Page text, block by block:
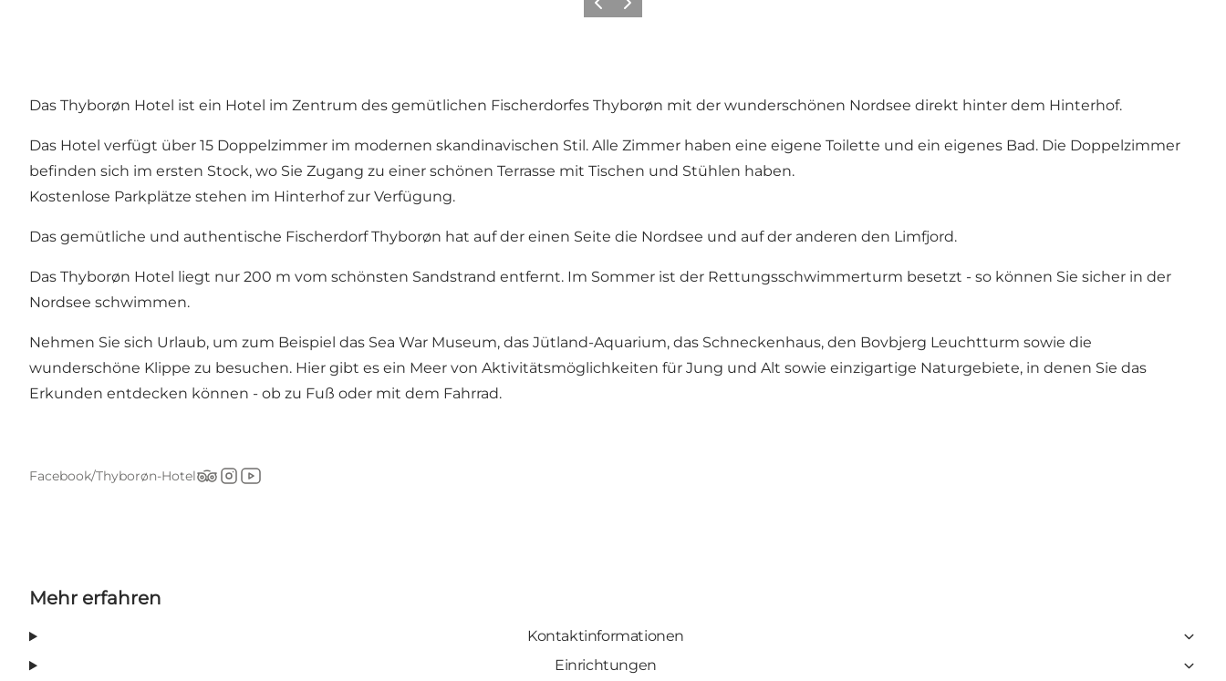
ZurückWeiter
Das Thyborøn Hotel ist ein Hotel im Zentrum des gemütlichen Fischerdorfes Thyborøn mit der wunderschönen Nordsee direkt hinter dem Hinterhof.
Das Hotel verfügt über 15 Doppelzimmer im modernen skandinavischen Stil. Alle Zimmer haben eine eigene Toilette und ein eigenes Bad. Die Doppelzimmer
befinden sich im ersten Stock, wo Sie Zugang zu einer schönen Terrasse mit Tischen und Stühlen haben.
Kostenlose Parkplätze stehen im Hinterhof zur Verfügung.
Das gemütliche und authentische Fischerdorf Thyborøn hat auf der einen Seite die Nordsee und auf der anderen den Limfjord.
Das Thyborøn Hotel liegt nur 200 m vom schönsten Sandstrand entfernt. Im Sommer ist der Rettungsschwimmerturm besetzt - so können Sie sicher in der
Nordsee schwimmen.
Nehmen Sie sich Urlaub, um zum Beispiel das Sea War Museum, das Jütland-Aquarium, das Schneckenhaus, den Bovbjerg Leuchtturm sowie die
wunderschöne Klippe zu besuchen. Hier gibt es ein Meer von Aktivitätsmöglichkeiten für Jung und Alt sowie einzigartige Naturgebiete, in denen Sie das
Erkunden entdecken können - ob zu Fuß oder mit dem Fahrrad.
Facebook/Thyborøn-Hotel
Tripadvisor
Instagram
YouTube
Mehr erfahren
Kontaktinformationen
Einrichtungen